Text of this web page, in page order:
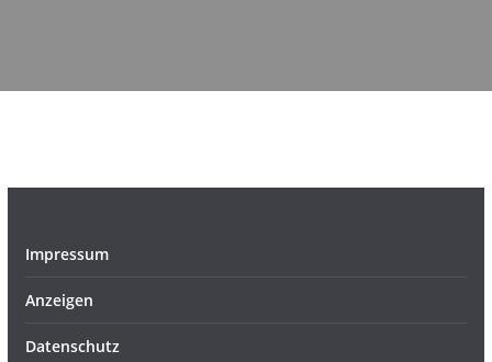
Impressum
Anzeigen
Datenschutz